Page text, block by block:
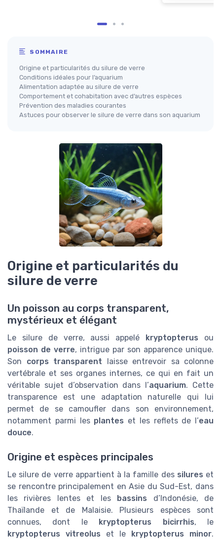
SOMMAIRE
Origine et particularités du silure de verre
Conditions idéales pour l’aquarium
Alimentation adaptée au silure de verre
Comportement et cohabitation avec d’autres espèces
Prévention des maladies courantes
Astuces pour observer le silure de verre dans son aquarium
Origine et particularités du
silure de verre
Un poisson au corps transparent,
mystérieux et élégant
Le silure de verre, aussi appelé kryptopterus ou
poisson de verre, intrigue par son apparence unique.
Son corps transparent laisse entrevoir sa colonne
vertébrale et ses organes internes, ce qui en fait un
véritable sujet d’observation dans l’aquarium. Cette
transparence est une adaptation naturelle qui lui
permet de se camoufler dans son environnement,
notamment parmi les plantes et les reflets de l’eau
douce.
Origine et espèces principales
Le silure de verre appartient à la famille des silures et
se rencontre principalement en Asie du Sud-Est, dans
les rivières lentes et les bassins d’Indonésie, de
Thaïlande et de Malaisie. Plusieurs espèces sont
connues, dont le kryptopterus bicirrhis, le
kryptopterus vitreolus et le kryptopterus minor.